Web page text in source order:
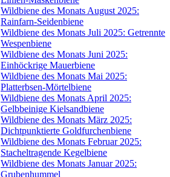
Wildbiene des Monats August 2025:
Rainfarn-Seidenbiene
Wildbiene des Monats Juli 2025: Getrennte
Wespenbiene
Wildbiene des Monats Juni 2025:
Einhöckrige Mauerbiene
Wildbiene des Monats Mai 2025:
Platterbsen-Mörtelbiene
Wildbiene des Monats April 2025:
Gelbbeinige Kielsandbiene
Wildbiene des Monats März 2025:
Dichtpunktierte Goldfurchenbiene
Wildbiene des Monats Februar 2025:
Stacheltragende Kegelbiene
Wildbiene des Monats Januar 2025:
Grubenhummel